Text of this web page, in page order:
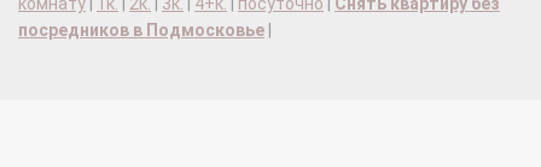
комнату
1к. 2к. 3к. 4+к. посуточно
Снять квартиру без
посредников в Подмосковье